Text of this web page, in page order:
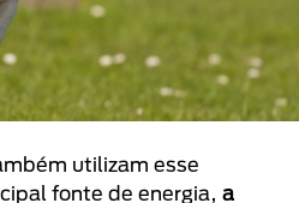
utilizam esse
fonte de energia, a